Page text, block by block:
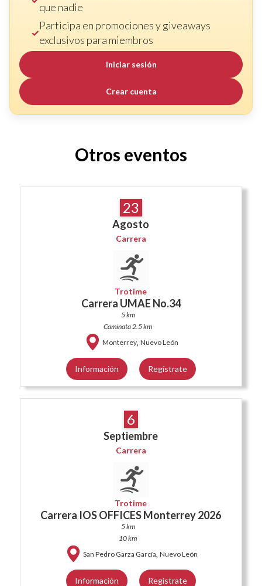
que nadie
Participa en promociones y giveaways
exclusivos para miembros
Iniciar sesión
Crear cuenta
Otros eventos
23
Agosto
Carrera
Trotime
Carrera UMAE No.34
5 km
Caminata 2.5 km
Monterrey, Nuevo León
Información Regístrate
6
Septiembre
Carrera
Trotime
Carrera IOS OFFICES Monterrey 2026
5 km
10 km
San Pedro Garza García, Nuevo León
Información Regístrate